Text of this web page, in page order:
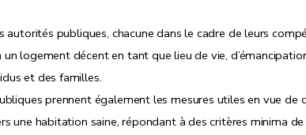
le relogement – Décret du 9 février 2012, art. 16)
autorités publiques, chacune dans le cadre de leurs
logement décent en tant que lieu de vie,
et des familles.
prennent également les mesures utiles en vue de
une habitation saine, répondant à des critères minima de